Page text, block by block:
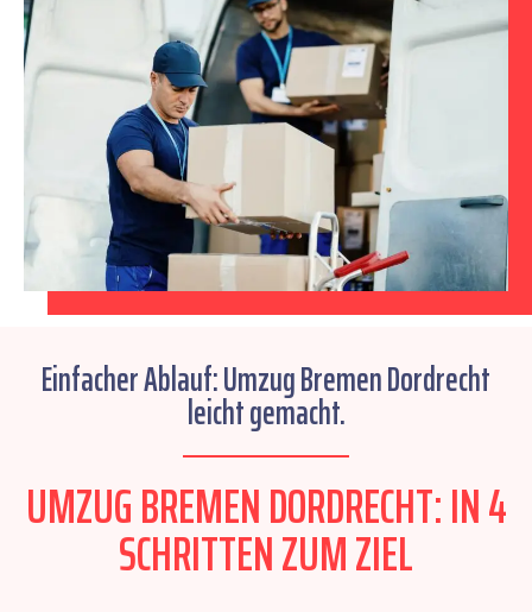
Einfacher Ablauf: Umzug Bremen Dordrecht
leicht gemacht.
UMZUG BREMEN DORDRECHT: IN 4
SCHRITTEN ZUM ZIEL